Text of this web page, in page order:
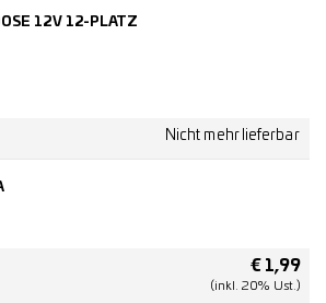
12V 12-PLATZ
€ 1,99
(inkl. 20% Ust.)